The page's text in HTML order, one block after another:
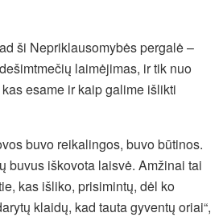
ši Nepriklausomybės pergalė –
laimėjimas, ir tik nuo
esame ir kaip galime išlikti
buvo reikalingos, buvo būtinos.
buvus iškovota laisvė. Amžinai tai
kas išliko, prisimintų, dėl ko
klaidų, kad tauta gyventų oriai“,